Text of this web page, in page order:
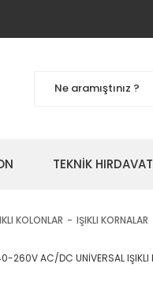
TEKNİK HIRDAVAT
KOLONLAR IŞIKLI KORNALAR